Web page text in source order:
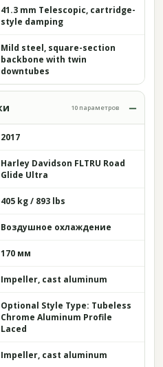
41.3 mm Telescopic, cartridge-
style damping
Mild steel, square-section
backbone with twin
downtubes
10 параметров
2017
Harley Davidson FLTRU Road
Glide Ultra
405 kg / 893 lbs
Воздушное охлаждение
170 мм
Impeller, cast aluminum
Optional Style Type: Tubeless
Chrome Aluminum Profile
Laced
Impeller, cast aluminum